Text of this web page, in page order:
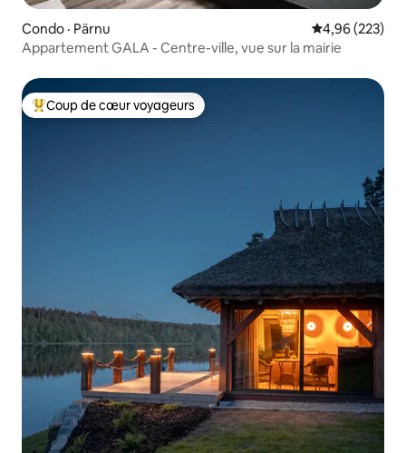
Condo · Pärnu Note
4,96 (223)
Appartement GALA - Centre-ville, vue sur la mairie
Coup de cœur voyageurs parmi les plus aimés
Coup de cœur voyageurs